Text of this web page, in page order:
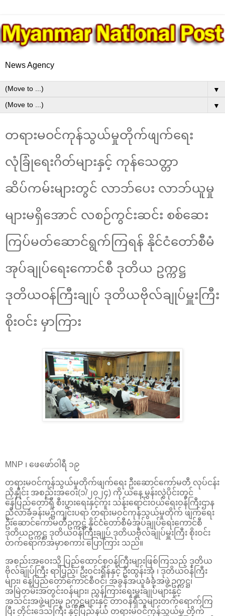
News Agency
▼
▼
တရားမဝင်ကုန်သွယ်မှုတိုက်ဖျက်ရေး
လုံခြုံရေးဂိတ်များနှင့် ကုန်သေတ္တာ
ဆိပ်ကမ်းများတွင် လာဘ်ပေး လာဘ်ယူမှု
များမရှိအောင် လစဉ်ကွင်းဆင်း စစ်ဆေး
ကြပ်မတ်ဆောင်ရွက်ကြရန် နိုင်ငံတော်စီမံ
အုပ်ချုပ်ရေးကောင်စီ ဒုတိယ ဥက္ကဋ္ဌ
ဒုတိယဝန်ကြီးချုပ် ဒုတိယဗိုလ်ချုပ်မှူးကြီး
စိုးဝင်း မှာကြား
MNP ၊ ဖေဖော်ဝါရီ ၁၉
တရားမဝင်ကုန်သွယ်မှုတိုက်ဖျက်ရေး ဦးဆောင်ကော်မတီ လုပ်ငန်း
ညှိနှိုင်း အစည်းအဝေး(၁/၂၀၂၄) ကို ယနေ့ မွန်းလွဲပိုင်းတွင်
နေပြည်တော်ရှိ စီးပွားရေးနှင့်ကူး သန်းရောင်းဝယ်ရေးဝန်ကြီးဌာန
ညီလာခံခန်းမ၌ကျင်းပရာ တရားမဝင်ကုန်သွယ်မှုတိုက် ဖျက်ရေး
ဦးဆောင်ကော်မတီဥက္ကဋ္ဌ နိုင်ငံတော်စီမံအုပ်ချုပ်ရေးကောင်စီ
ဒုတိယဥက္ကဋ္ဌ ဒုတိယဝန်ကြီးချုပ် ဒုတိယဗိုလ်ချုပ်မှူးကြီး စိုးဝင်း
တက်ရောက်အမှာစကား ပြောကြား သည်။
အစည်းအဝေးသို့ ပြည်ထောင်စုဝန်ကြီးများဖြစ်ကြသည့် ဒုတိယ
ဗိုလ်ချုပ်ကြီး ရာပြည့်၊ ဦးဝင်းရှိန်နှင့် ဦးထွန်းအုံ ၊ ဒုတိယဝန်ကြီး
များ၊ နေပြည်တော်ကောင်စီဝင်၊ အခွန်အယူခံခုံအဖွဲ့ဥက္ကဋ္ဌ၊
အမြဲတမ်းအတွင်းဝန်များ၊ ညွှန်ကြားရေးမှူးချုပ်များနှင့်
အသင်းအဖွဲ့များမှ ဥက္ကဋ္ဌများနှင့် တာဝန်ရှိသူများတက်ရောက်ကြ
ပြီး တိုင်းဒေသကြီး နှင့်ပြည်နယ် တရားမဝင်ကုန်သွယ်မှု တိုက်